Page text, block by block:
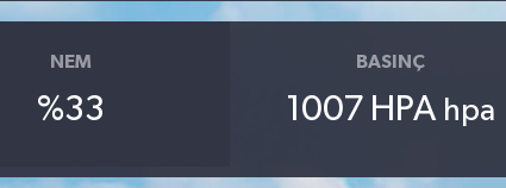
NEM
%33
BASINÇ
1007 HPA hpa